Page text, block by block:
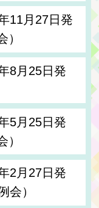
11月27日発
8月25日発
5月25日発
2月27日発
会）